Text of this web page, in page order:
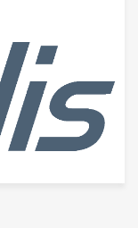
i LIVE’y)